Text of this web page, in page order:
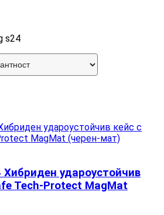
s24
Хибриден удароустойчив
Tech-Protect MagMat